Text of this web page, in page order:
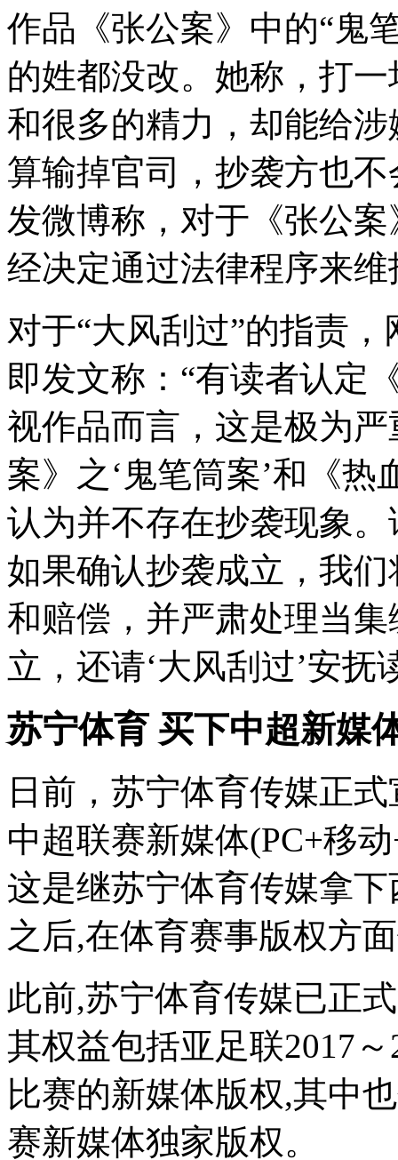
作品《张公案》中的“鬼
的姓都没改。她称，打
和很多的精力，却能给
算输掉官司，抄袭方也
发微博称，对于《张公
经决定通过法律程序来
对于“大风刮过”的指责
即发文称：“有读者认定
视作品而言，这是极为
案》之‘鬼笔筒案’和《
认为并不存在抄袭现象
如果确认抄袭成立，我
和赔偿，并严肃处理当
立，还请‘大风刮过’安抚
苏宁体育 买下中超新媒
日前，苏宁体育传媒正
中超联赛新媒体(PC+移
这是继苏宁体育传媒拿
之后,在体育赛事版权方
此前,苏宁体育传媒已正
其权益包括亚足联2017
比赛的新媒体版权,其中
赛新媒体独家版权。